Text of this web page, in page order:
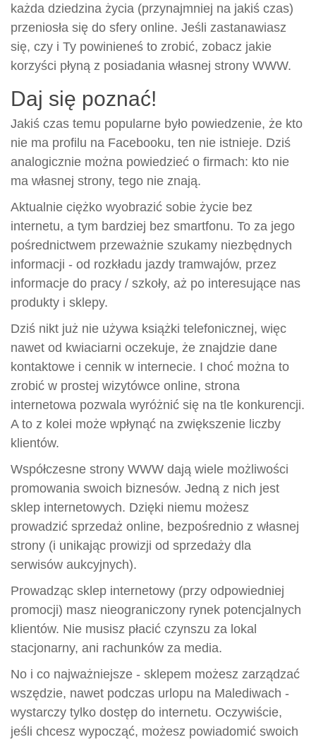
każda dziedzina życia (przynajmniej na jakiś czas)
przeniosła się do sfery online. Jeśli zastanawiasz
się, czy i Ty powinieneś to zrobić, zobacz jakie
korzyści płyną z posiadania własnej strony WWW.
Daj się poznać!
Jakiś czas temu popularne było powiedzenie, że kto
nie ma profilu na Facebooku, ten nie istnieje. Dziś
analogicznie można powiedzieć o firmach: kto nie
ma własnej strony, tego nie znają.
Aktualnie ciężko wyobrazić sobie życie bez
internetu, a tym bardziej bez smartfonu. To za jego
pośrednictwem przeważnie szukamy niezbędnych
informacji - od rozkładu jazdy tramwajów, przez
informacje do pracy / szkoły, aż po interesujące nas
produkty i sklepy.
Dziś nikt już nie używa książki telefonicznej, więc
nawet od kwiaciarni oczekuje, że znajdzie dane
kontaktowe i cennik w internecie. I choć można to
zrobić w prostej wizytówce online, strona
internetowa pozwala wyróżnić się na tle konkurencji.
A to z kolei może wpłynąć na zwiększenie liczby
klientów.
Współczesne strony WWW dają wiele możliwości
promowania swoich biznesów. Jedną z nich jest
sklep internetowych. Dzięki niemu możesz
prowadzić sprzedaż online, bezpośrednio z własnej
strony (i unikając prowizji od sprzedaży dla
serwisów aukcyjnych).
Prowadząc sklep internetowy (przy odpowiedniej
promocji) masz nieograniczony rynek potencjalnych
klientów. Nie musisz płacić czynszu za lokal
stacjonarny, ani rachunków za media.
No i co najważniejsze - sklepem możesz zarządzać
wszędzie, nawet podczas urlopu na Malediwach -
wystarczy tylko dostęp do internetu. Oczywiście,
jeśli chcesz wypocząć, możesz powiadomić swoich